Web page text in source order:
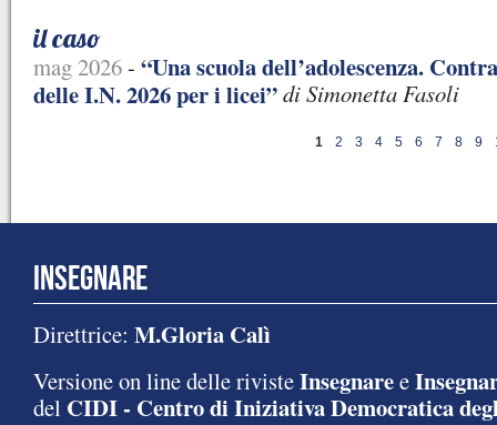
il caso
mag 2026- “Una scuola dell’adolescenza.
delle I.N. 2026 per i licei”di Simonetta Fasoli
1 2 3 4 5 6 7 8 9
INSEGNARE
Direttrice: M.Gloria Calì
Versione on line delle rivisteInsegnaree
del CIDI - Centro di Iniziativa Democratica